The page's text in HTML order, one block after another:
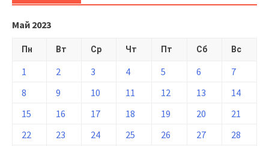
Май 2023
Пн Вт Ср Чт Пт Сб Вс
1 2 3 4 5 6
7
8
9 10 11 12 13
14
15
16 17 18 19 20
21
22
23 24 25 26 27
28